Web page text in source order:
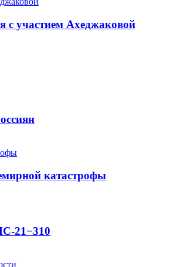
с участием Ахеджаковой
катастрофы
21−310